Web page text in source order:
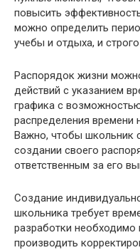
повысить
можно определить
учебы и отдыха, и
Распорядок жизни
действий с указанием
графика с
распределения
Важно, чтобы школьник
создании своего
ответственным за его
Создание
школьника требует
разработки
производить